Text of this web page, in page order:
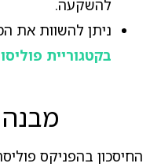
להשקעה.
ניתן להשוות את
בקטגוריית
החיסכון בהפניקס